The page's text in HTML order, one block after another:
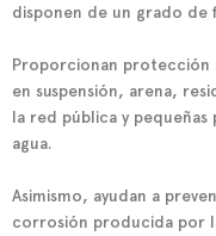
disponen de un grado de
Proporcionan protección
en suspensión, arena,
la red pública y
agua.
Asimismo, ayudan a
corrosión producida por